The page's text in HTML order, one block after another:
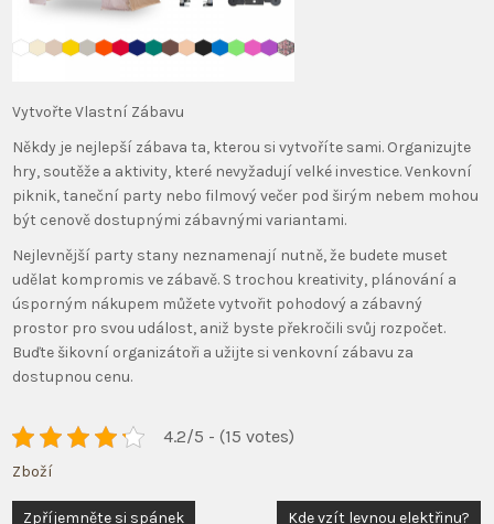
Vytvořte Vlastní Zábavu
Někdy je nejlepší zábava ta, kterou si vytvoříte sami. Organizujte
hry, soutěže a aktivity, které nevyžadují velké investice. Venkovní
piknik, taneční party nebo filmový večer pod širým nebem mohou
být cenově dostupnými zábavnými variantami.
Nejlevnější party stany neznamenají nutně, že budete muset
udělat kompromis ve zábavě. S trochou kreativity, plánování a
úsporným nákupem můžete vytvořit pohodový a zábavný
prostor pro svou událost, aniž byste překročili svůj rozpočet.
Buďte šikovní organizátoři a užijte si venkovní zábavu za
dostupnou cenu.
4.2/5 - (15 votes)
Zboží
Navigace
Zpříjemněte si spánek Kde vzít levnou elektřinu?